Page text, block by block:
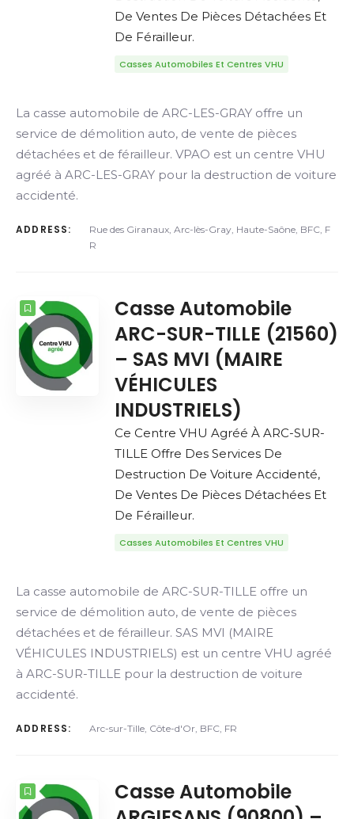
De Ventes De Pièces Détachées Et
De Férailleur.
Casses Automobiles Et Centres VHU
La casse automobile de ARC-LES-GRAY offre un
service de démolition auto, de vente de pièces
détachées et de férailleur. VPAO est un centre VHU
agréé à ARC-LES-GRAY pour la destruction de voiture
accidenté.
ADDRESS:
Rue des Giranaux, Arc-lès-Gray, Haute-Saône, BFC, F
R
Casse Automobile
ARC-SUR-TILLE (21560)
– SAS MVI (MAIRE
VÉHICULES
INDUSTRIELS)
Ce Centre VHU Agréé À ARC-SUR-
TILLE Offre Des Services De
Destruction De Voiture Accidenté,
De Ventes De Pièces Détachées Et
De Férailleur.
Casses Automobiles Et Centres VHU
La casse automobile de ARC-SUR-TILLE offre un
service de démolition auto, de vente de pièces
détachées et de férailleur. SAS MVI (MAIRE
VÉHICULES INDUSTRIELS) est un centre VHU agréé
à ARC-SUR-TILLE pour la destruction de voiture
accidenté.
ADDRESS: Arc-sur-Tille, Côte-d'Or, BFC, FR
Casse Automobile